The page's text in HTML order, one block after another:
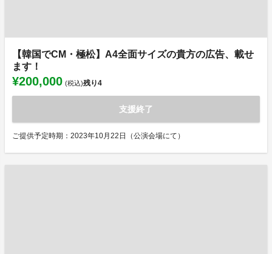
【韓国でCM・極松】A4全面サイズの貴方の広告、載せ
ます！
¥200,000 (税込)残り4
支援終了
ご提供予定時期：2023年10月22日（公演会場にて）